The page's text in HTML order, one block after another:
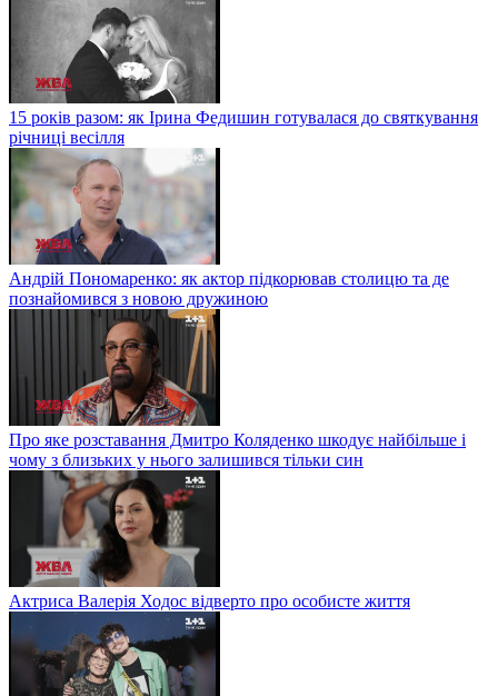
15 років разом: як Ірина Федишин готувалася до святкування
річниці весілля
Андрій Пономаренко: як актор підкорював столицю та де
познайомився з новою дружиною
Про яке розставання Дмитро Коляденко шкодує найбільше і
чому з близьких у нього залишився тільки син
Актриса Валерія Ходос відверто про особисте життя